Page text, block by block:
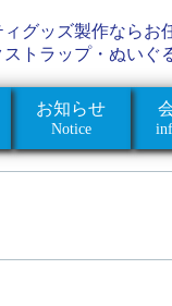
グッズ製作ならお
トラップ・ぬいぐ
お知らせ
Notice